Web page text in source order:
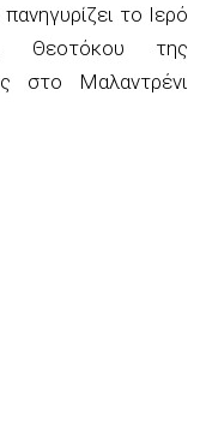
το Ιερό
Θεοτόκου της
στο Μαλαντρένι